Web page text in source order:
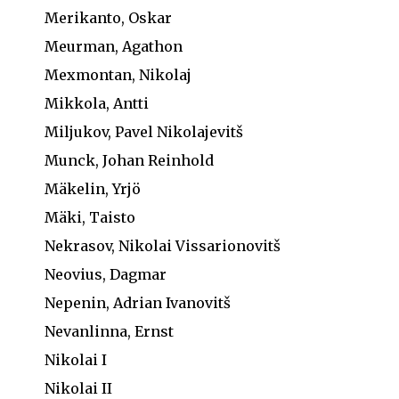
Merikanto, Oskar
Meurman, Agathon
Mexmontan, Nikolaj
Mikkola, Antti
Miljukov, Pavel Nikolajevitš
Munck, Johan Reinhold
Mäkelin, Yrjö
Mäki, Taisto
Nekrasov, Nikolai Vissarionovitš
Neovius, Dagmar
Nepenin, Adrian Ivanovitš
Nevanlinna, Ernst
Nikolai I
Nikolai II